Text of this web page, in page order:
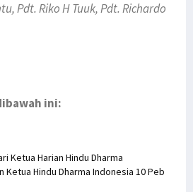
Pdt. Riko H Tuuk, Pdt. Richardo
ini:
Ketua Harian Hindu Dharma
Ketua Hindu Dharma Indonesia 10 Peb